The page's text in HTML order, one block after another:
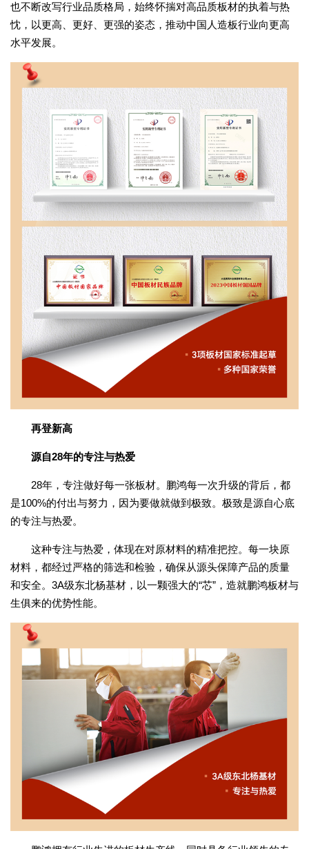
也不断改写行业品质格局，始终怀揣对高品质板材的执着与热
忱，以更高、更好、更强的姿态，推动中国人造板行业向更高
水平发展。
再登新高
源自28年的专注与热爱
28年，专注做好每一张板材。鹏鸿每一次升级的背后，都
是100%的付出与努力，因为要做就做到极致。极致是源自心底
的专注与热爱。
这种专注与热爱，体现在对原材料的精准把控。每一块原
材料，都经过严格的筛选和检验，确保从源头保障产品的质量
和安全。3A级东北杨基材，以一颗强大的“芯”，造就鹏鸿板材与
生俱来的优势性能。